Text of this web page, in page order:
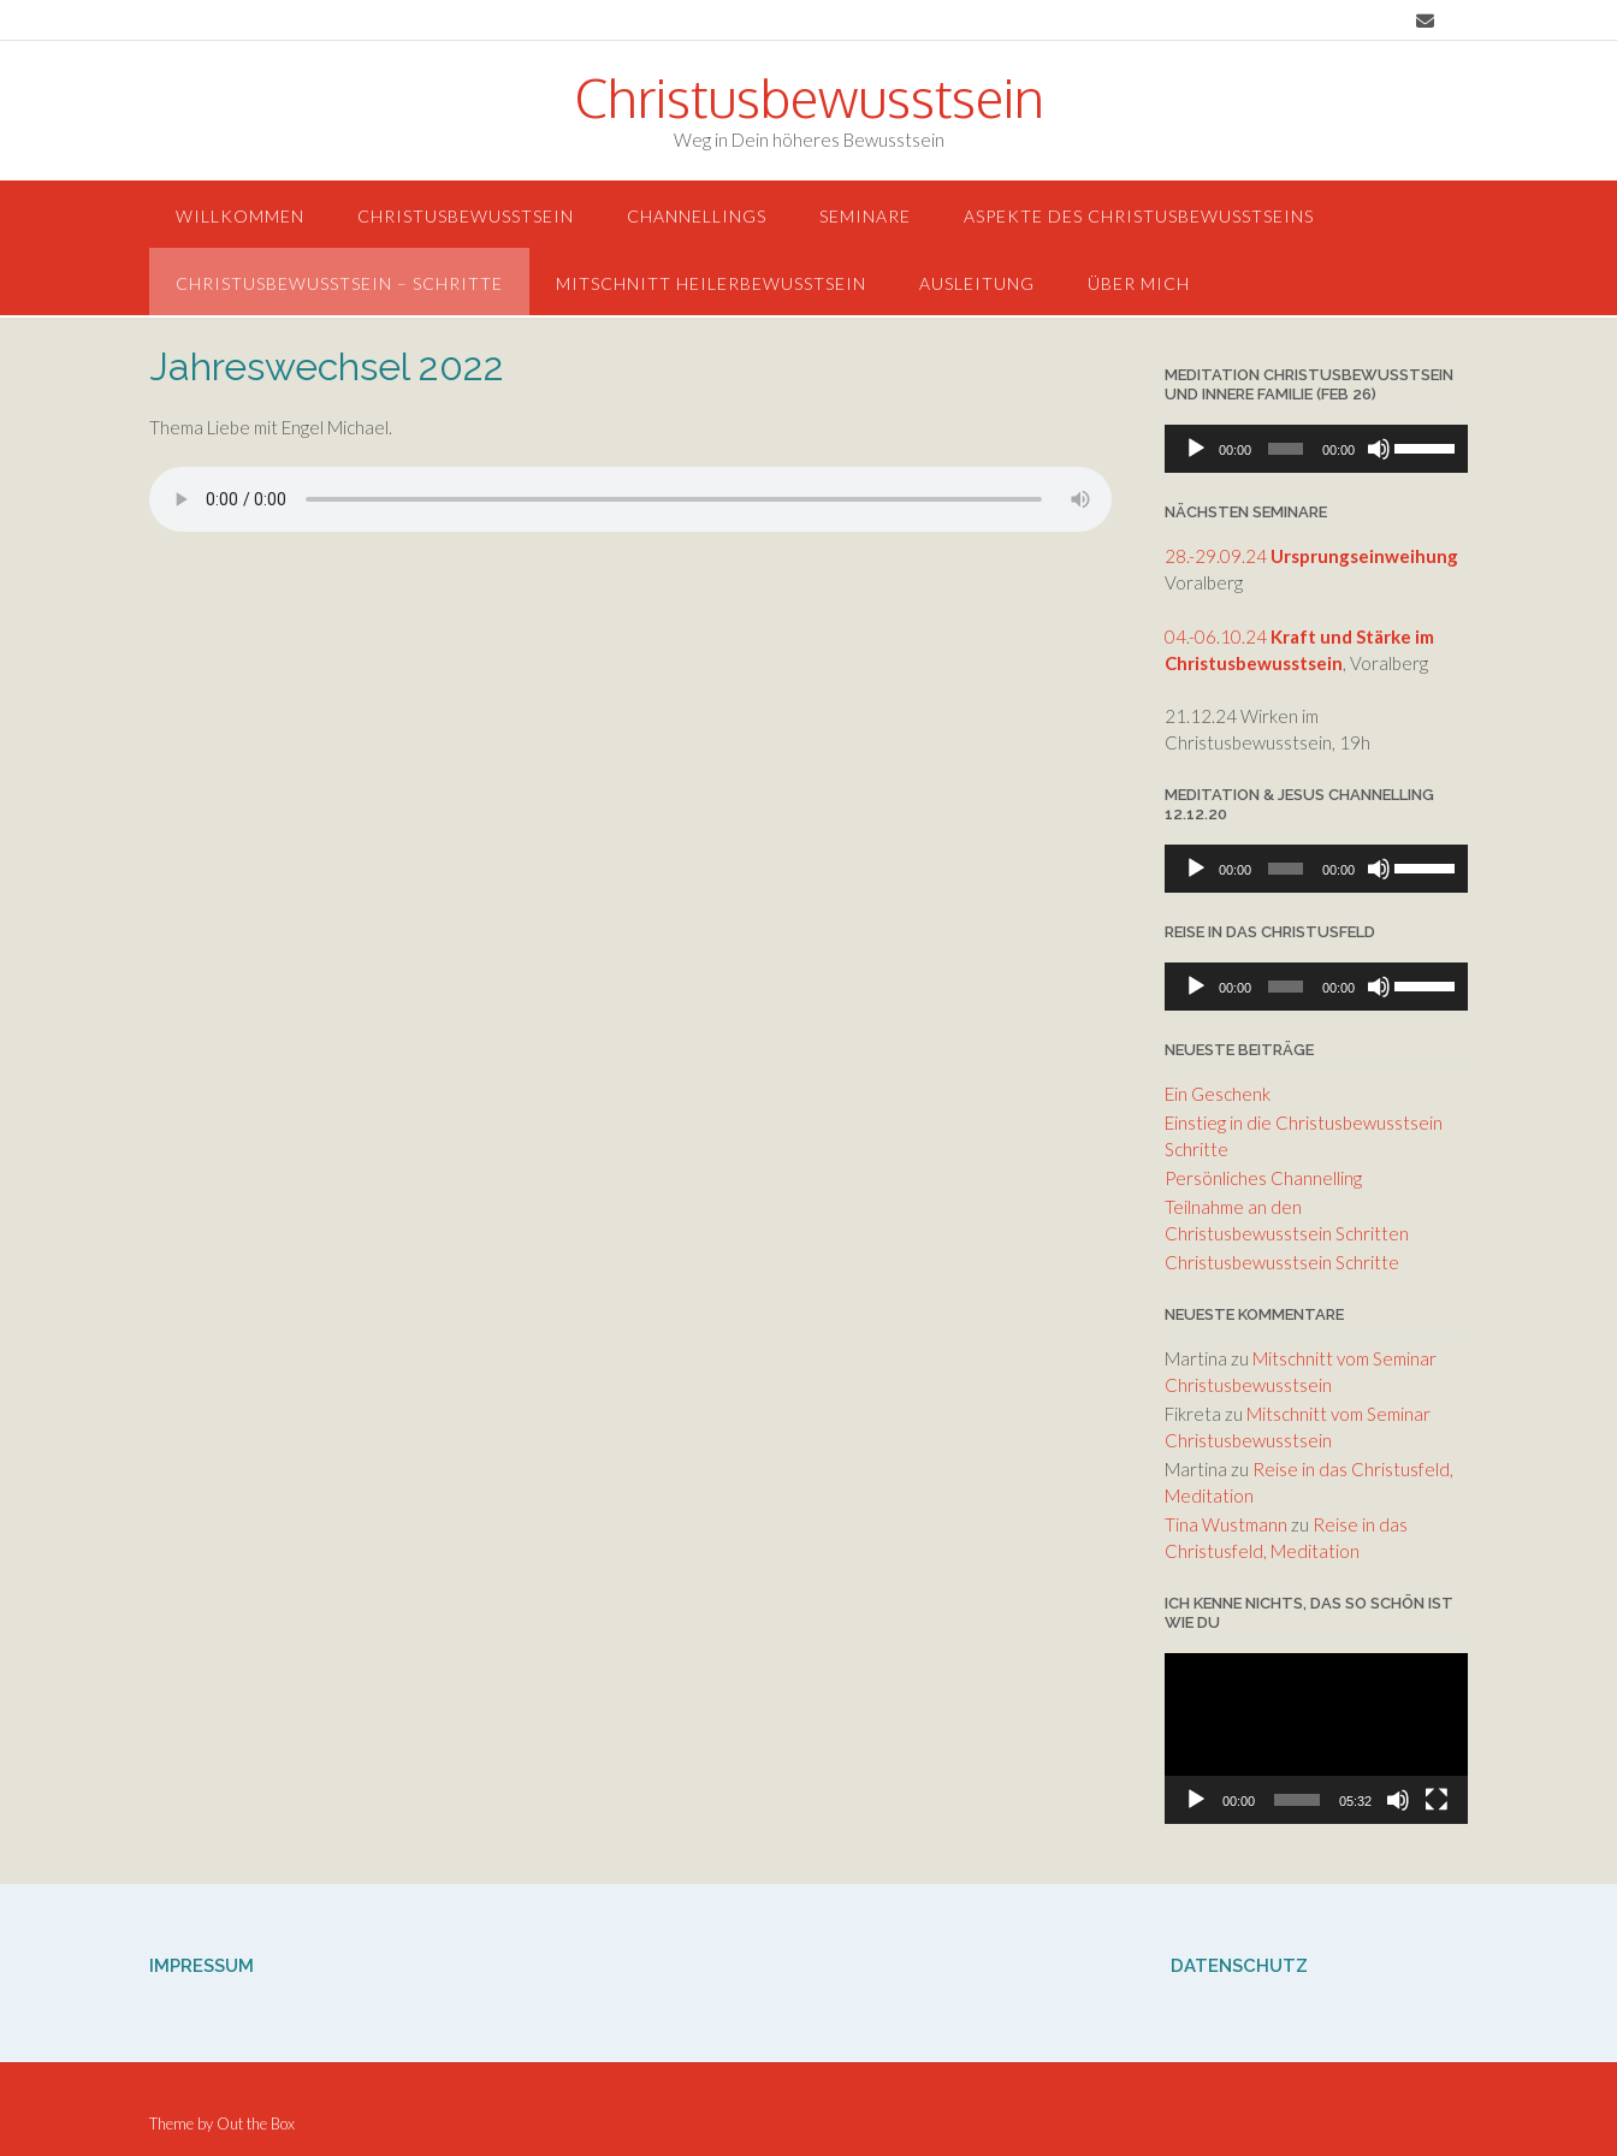
to
Christusbewusstsein
Weg in Dein höheres Bewusstsein
WILLKOMMEN CHRISTUSBEWUSSTSEIN CHANNELLINGS SEMINARE ASPEKTE DES CHRISTUSBEWUSSTSEINS
CHRISTUSBEWUSSTSEIN – SCHRITTE MITSCHNITT HEILERBEWUSSTSEIN AUSLEITUNG ÜBER MICH
Jahreswechsel 2022
Thema Liebe mit Engel Michael.
MEDITATION CHRISTUSBEWUSSTSEIN
UND INNERE FAMILIE (FEB 26)
Audio-
Player
00:00 00:00
Lautstärke
NÄCHSTEN SEMINARE
28.-29.09.24 Ursprungseinweihung
Voralberg
04.-06.10.24 Kraft und Stärke im
Christusbewusstsein , Voralberg
21.12.24 Wirken im
Christusbewusstsein, 19h
MEDITATION & JESUS CHANNELLING
12.12.20
Audio-
Player
00:00 00:00
die
Lautstärke
zu
REISE IN DAS CHRISTUSFELD
Audio-
Player
00:00 00:00
zu
NEUESTE BEITRÄGE
Ein Geschenk
Einstieg in die Christusbewusstsein
Schritte
Persönliches Channelling
Teilnahme an den
Christusbewusstsein Schritten
Christusbewusstsein Schritte
NEUESTE KOMMENTARE
Martina zu Mitschnitt vom Seminar
Christusbewusstsein
Fikreta zu Mitschnitt vom Seminar
Christusbewusstsein
Martina zu Reise in das Christusfeld,
Meditation
Tina Wustmann zu Reise in das
Christusfeld, Meditation
ICH KENNE NICHTS, DAS SO SCHÖN IST
WIE DU
00:00 05:32
IMPRESSUM DATENSCHUTZ
Theme by Out the Box